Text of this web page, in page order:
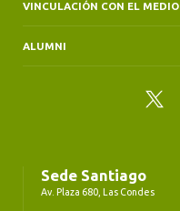
VINCULACIÓN CON EL MEDIO
ALUMNI
Twitter
Sede Santiago
Av. Plaza 680, Las Condes